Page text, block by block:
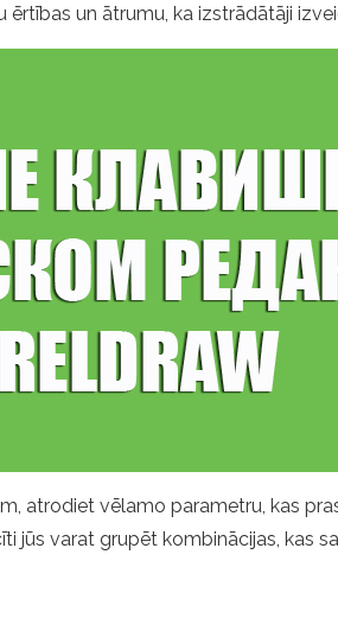
un ātrumu, ka izstrādātāji
atrodiet vēlamo parametru, kas
jūs varat grupēt kombinācijas, kas